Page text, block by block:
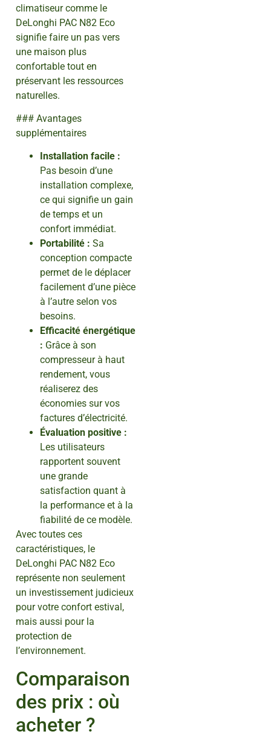
climatiseur comme le
DeLonghi PAC N82 Eco
signifie faire un pas vers
une maison plus
confortable tout en
préservant les ressources
naturelles.
### Avantages
supplémentaires
Installation facile :
Pas besoin d’une
installation complexe,
ce qui signifie un gain
de temps et un
confort immédiat.
Portabilité : Sa
conception compacte
permet de le déplacer
facilement d’une pièce
à l’autre selon vos
besoins.
Efficacité énergétique
: Grâce à son
compresseur à haut
rendement, vous
réaliserez des
économies sur vos
factures d’électricité.
Évaluation positive :
Les utilisateurs
rapportent souvent
une grande
satisfaction quant à
la performance et à la
fiabilité de ce modèle.
Avec toutes ces
caractéristiques, le
DeLonghi PAC N82 Eco
représente non seulement
un investissement judicieux
pour votre confort estival,
mais aussi pour la
protection de
l’environnement.
Comparaison
des prix : où
acheter ?